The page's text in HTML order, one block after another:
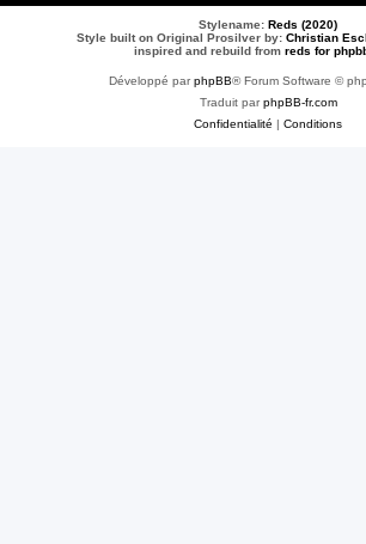
Stylename: Reds (2020)
Style built on Original Prosilver by: Christian
inspired and rebuild from reds for
Développé parphpBB® Forum Software ©
Traduit parphpBB-fr.com
Confidentialité | Conditions